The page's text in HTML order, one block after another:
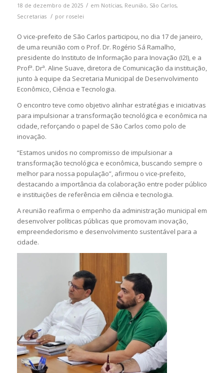
18 de dezembro de 2025 / em Notícias, Reunião, São Carlos,
Secretarias
/ por roselei
O vice-prefeito de São Carlos participou, no dia 17 de janeiro,
de uma reunião com o Prof. Dr. Rogério Sá Ramalho,
presidente do Instituto de Informação para Inovação (I2I), e a
Profª. Drª. Aline Suave, diretora de Comunicação da instituição,
junto à equipe da Secretaria Municipal de Desenvolvimento
Econômico, Ciência e Tecnologia.
O encontro teve como objetivo alinhar estratégias e iniciativas
para impulsionar a transformação tecnológica e econômica na
cidade, reforçando o papel de São Carlos como polo de
inovação.
“Estamos unidos no compromisso de impulsionar a
transformação tecnológica e econômica, buscando sempre o
melhor para nossa população”, afirmou o vice-prefeito,
destacando a importância da colaboração entre poder público
e instituições de referência em ciência e tecnologia.
A reunião reafirma o empenho da administração municipal em
desenvolver políticas públicas que promovam inovação,
empreendedorismo e desenvolvimento sustentável para a
cidade.